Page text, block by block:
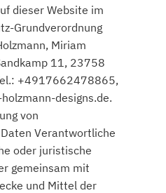
dieser Website im
Grundverordnung
Miriam
11, 23758
+4917662478865,
designs.de.
von
Verantwortliche
oder juristische
gemeinsam mit
und Mittel der